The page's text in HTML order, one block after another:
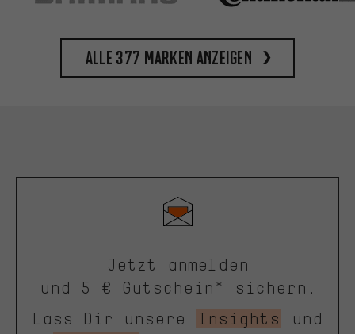
Alle 377 Marken anzeigen
Jetzt anmelden
und 5 € Gutschein* sichern.
Lass Dir unsere
Insights
und